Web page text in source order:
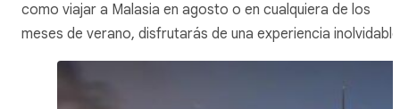
como viajar a Malasia en agosto o en cualquiera de los
meses de verano, disfrutarás de una experiencia